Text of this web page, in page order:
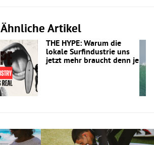
Ähnliche Artikel
THE HYPE: Warum die
lokale Surfindustrie uns
jetzt mehr braucht denn je